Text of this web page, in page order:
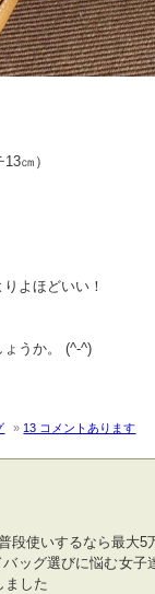
㎝）
よほどいい！
うか。 (^-^)
13 コメントあります
段使いするなら最大5
ッグ選びに悩む女子
ました